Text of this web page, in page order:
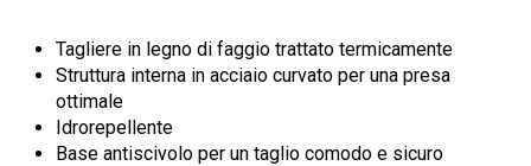
Tagliere in legno di faggio trattato termicamente
Struttura interna in acciaio curvato per una presa
ottimale
Idrorepellente
Base antiscivolo per un taglio comodo e sicuro